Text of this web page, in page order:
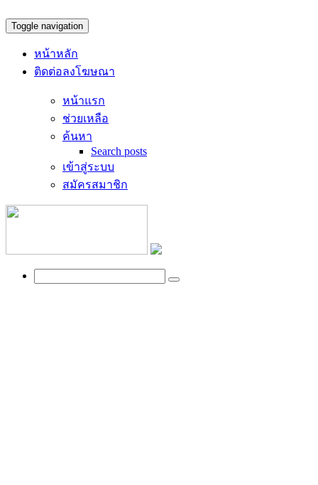
Toggle navigation
หน้าหลัก
ติดต่อลงโฆษณา
หน้าแรก
ช่วยเหลือ
ค้นหา
Search posts
เข้าสู่ระบบ
สมัครสมาชิก